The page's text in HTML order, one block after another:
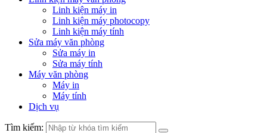
Linh kiện máy in
Linh kiện máy photocopy
Linh kiện máy tính
Sửa máy văn phòng
Sửa máy in
Sửa máy tính
Máy văn phòng
Máy in
Máy tính
Dịch vụ
Tìm kiếm: